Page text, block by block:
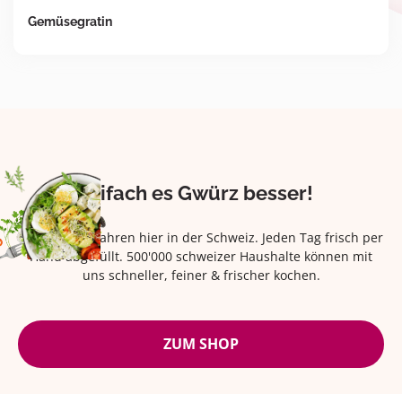
Gemüsegratin
Eifach es Gwürz besser!
Seit über 42 Jahren hier in der Schweiz. Jeden Tag frisch per
Hand abgefüllt. 500'000 schweizer Haushalte können mit
uns schneller, feiner & frischer kochen.
ZUM SHOP